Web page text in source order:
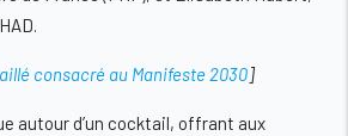
.
consacré au Manifeste 2030]
autour d’un cocktail, offrant aux